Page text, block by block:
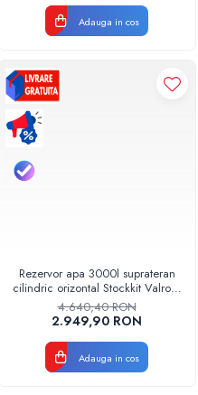
Adauga in cos
Rezervor apa 3000l suprateran
cilindric orizontal Stockkit Valrom
49013000001
4.640,40 RON
2.949,90 RON
Adauga in cos